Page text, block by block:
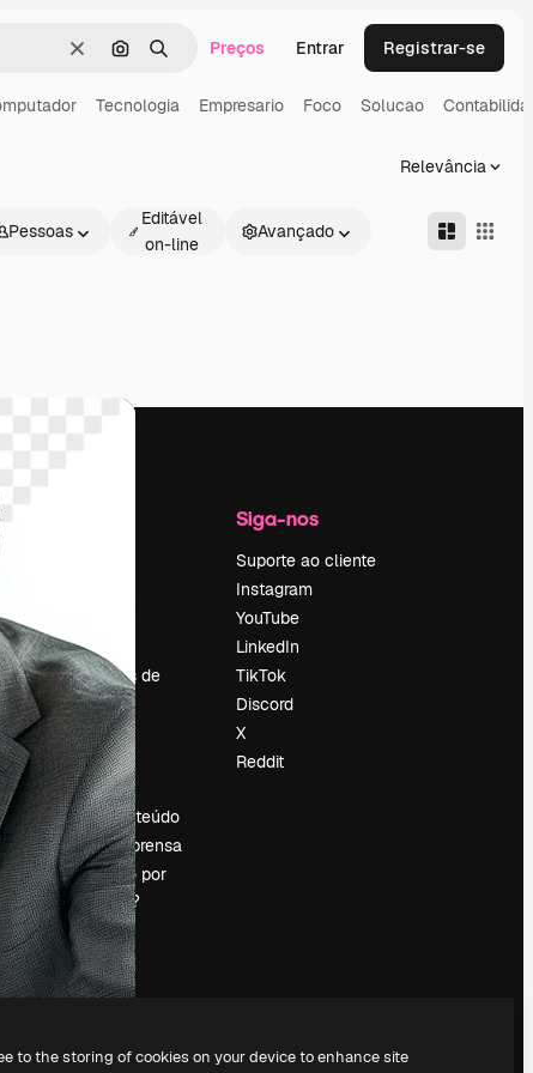
LimparPesquisar por imagem
BuscarPreços Entrar Registrar-se
Tecnologia Empresario Foco Solucao
Relevância
Pessoas
Editável
on-line
Avançado
Emprego
Tendências de
pesquisa
Blog
Eventos
Slidesgo
Vender conteúdo
Sala de imprensa
Procurando por
magnific.ai?
Siga-nos
Suporte ao cliente
Instagram
YouTube
LinkedIn
TikTok
Discord
X
Reddit
to the storing of cookies on your device to enhance site